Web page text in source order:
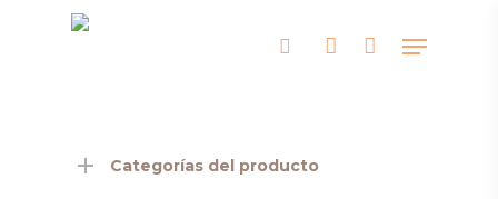
searchaccount
Menu
Categorías del producto